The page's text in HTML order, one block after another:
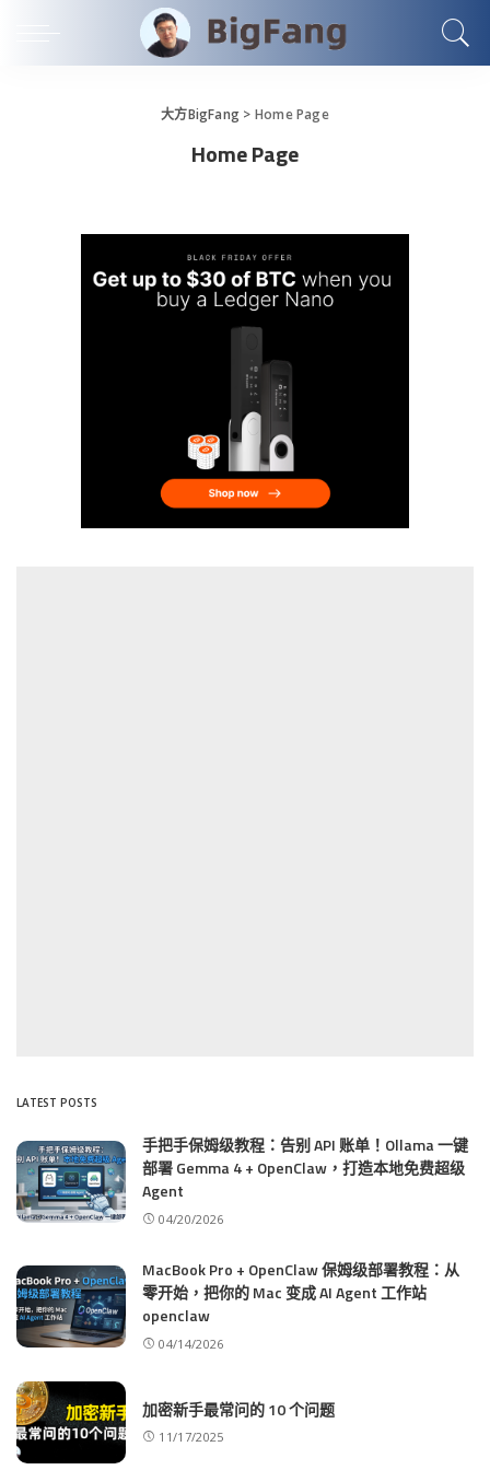
大方BigFang > Home Page
Home Page
LATEST POSTS
手把手保姆级教程：告别 API 账单！Ollama 一键
部署 Gemma 4 + OpenClaw，打造本地免费超级
Agent
04/20/2026
MacBook Pro + OpenClaw 保姆级部署教程：从
零开始，把你的 Mac 变成 AI Agent 工作站
openclaw
04/14/2026
加密新手最常问的 10 个问题
11/17/2025